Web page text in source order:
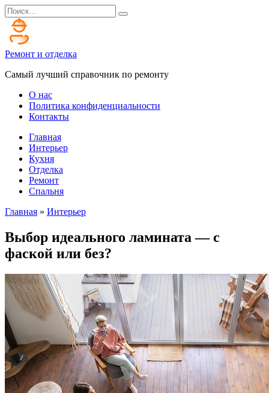
Перейти
к
содержанию
Search
for:
Ремонт и отделка
Самый лучший справочник по ремонту
О нас
Политика конфиденциальности
Контакты
Главная
Интерьер
Кухня
Отделка
Ремонт
Спальня
Главная » Интерьер
Выбор идеального ламината — с
фаской или без?